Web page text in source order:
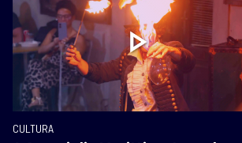
CULTURA